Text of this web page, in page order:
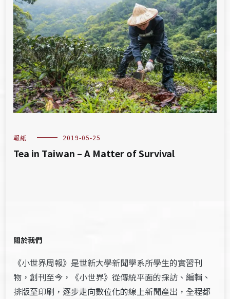
報紙 2019-05-25
Tea in Taiwan – A Matter of Survival
關於我們
《小世界周報》是世新大學新聞學系所學生的實習刊
物，創刊至今，《小世界》從傳統平面的採訪、編輯、
排版至印刷，逐步走向數位化的線上新聞產出，全程都